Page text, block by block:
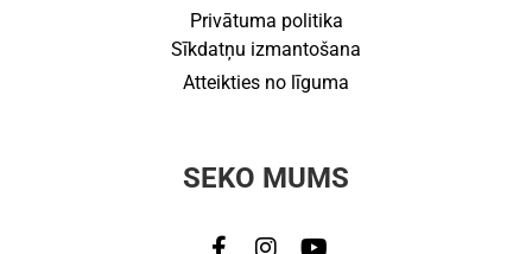
Privātuma politika
Sīkdatņu izmantošana
Atteikties no līguma
SEKO MUMS